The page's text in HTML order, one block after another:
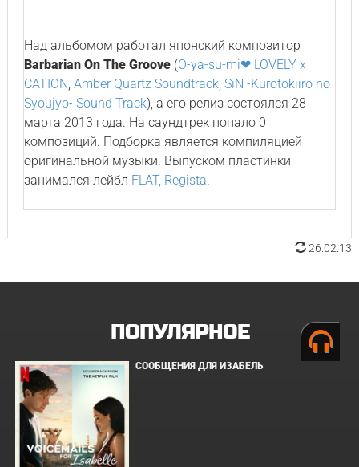
Над альбомом работал японский композитор
Barbarian On The Groove(O-ya-su-mi❤ LOVELY x
CATION, Amber Quartz Soundtrack, SiN -Kurotokiiro no
Syoujyo- Sound Track), а его релиз состоялся 28
марта 2013 года. На саундтрек попало 0
композиций. Подборка является компиляцией
оригинальной музыки. Выпуском пластинки
занимался лейбл FLAT, Regista.
26.02.13
ПОПУЛЯРНОЕ
СООБЩЕНИЯ ДЛЯ ИЗАБЕЛЬ